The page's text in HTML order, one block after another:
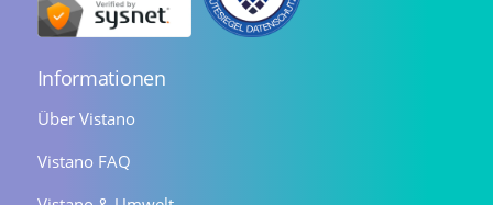
Informationen
Über Vistano
Vistano FAQ